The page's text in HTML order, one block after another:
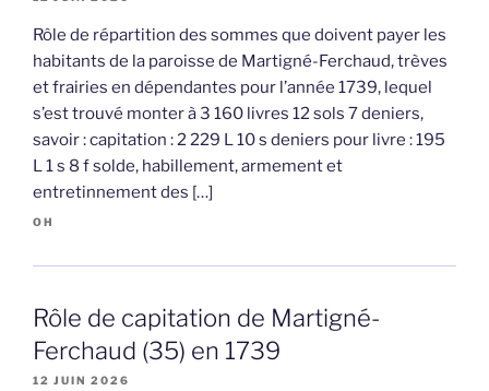
Rôle de répartition des sommes que doivent payer les
habitants de la paroisse de Martigné-Ferchaud, trèves
et frairies en dépendantes pour l’année 1739, lequel
s’est trouvé monter à 3 160 livres 12 sols 7 deniers,
savoir : capitation : 2 229 L 10 s deniers pour livre : 195
L 1 s 8 f solde, habillement, armement et
entretinnement des […]
OH
Rôle de capitation de Martigné-
Ferchaud (35) en 1739
12 JUIN 2026